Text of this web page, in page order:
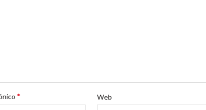
* Web